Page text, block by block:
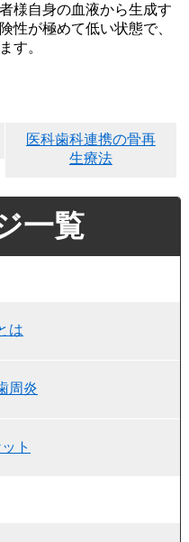
様自身の血液から生成す
性が極めて低い状態で、
す。
医科歯科連携の骨再
生療法
一覧
は
周炎
ト